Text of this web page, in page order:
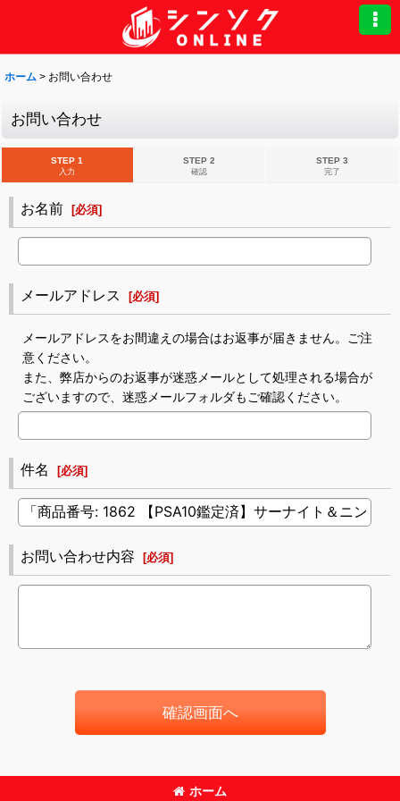
ホーム > お問い合わせ
お問い合わせ
STEP 1
入力
STEP 2
確認
STEP 3
完了
お名前 [必須]
メールアドレス [必須]
メールアドレスをお間違えの場合はお返事が届きません。ご注
意ください。
また、弊店からのお返事が迷惑メールとして処理される場合が
ございますので、迷惑メールフォルダもご確認ください。
件名 [必須]
お問い合わせ内容 [必須]
確認画面へ
ホーム